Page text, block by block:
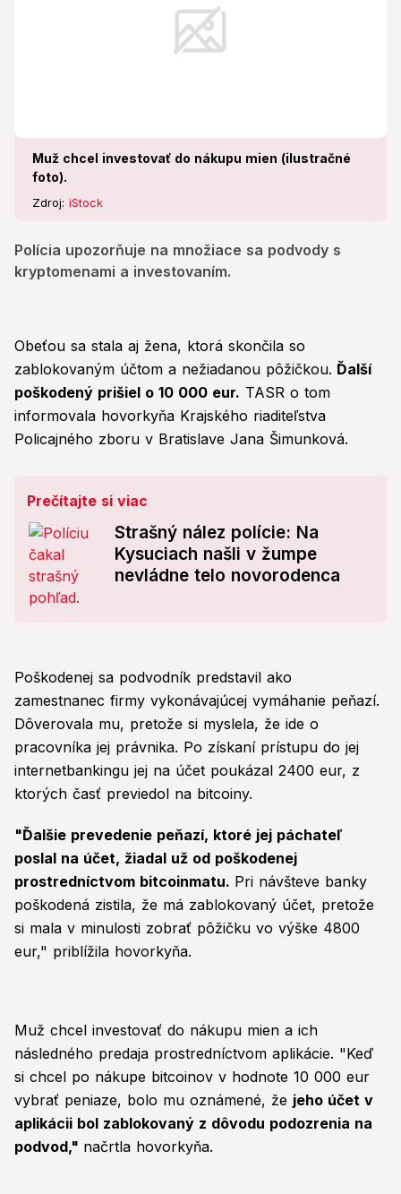
Muž chcel investovať do nákupu mien (ilustračné
foto).
Zdroj: iStock
Polícia upozorňuje na množiace sa podvody s
kryptomenami a investovaním.
Obeťou sa stala aj žena, ktorá skončila so
zablokovaným účtom a nežiadanou pôžičkou. Ďalší
poškodený prišiel o 10 000 eur. TASR o tom
informovala hovorkyňa Krajského riaditeľstva
Policajného zboru v Bratislave Jana Šimunková.
Prečítajte si viac
Strašný nález polície: Na
Kysuciach našli v žumpe
nevládne telo novorodenca
Poškodenej sa podvodník predstavil ako
zamestnanec firmy vykonávajúcej vymáhanie peňazí.
Dôverovala mu, pretože si myslela, že ide o
pracovníka jej právnika. Po získaní prístupu do jej
internetbankingu jej na účet poukázal 2400 eur, z
ktorých časť previedol na bitcoiny.
"Ďalšie prevedenie peňazí, ktoré jej páchateľ
poslal na účet, žiadal už od poškodenej
prostredníctvom bitcoinmatu. Pri návšteve banky
poškodená zistila, že má zablokovaný účet, pretože
si mala v minulosti zobrať pôžičku vo výške 4800
eur," priblížila hovorkyňa.
Muž chcel investovať do nákupu mien a ich
následného predaja prostredníctvom aplikácie. "Keď
si chcel po nákupe bitcoinov v hodnote 10 000 eur
vybrať peniaze, bolo mu oznámené, že jeho účet v
aplikácii bol zablokovaný z dôvodu podozrenia na
podvod," načrtla hovorkyňa.